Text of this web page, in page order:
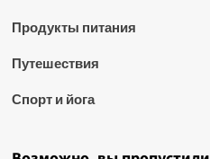
Продукты питания
Путешествия
Спорт и йога